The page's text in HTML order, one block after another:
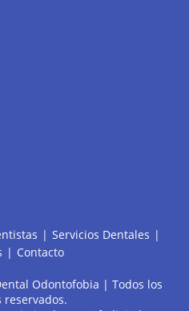
Servicios Dentales
Contacto
Odontofobia | Todos los
reservados.